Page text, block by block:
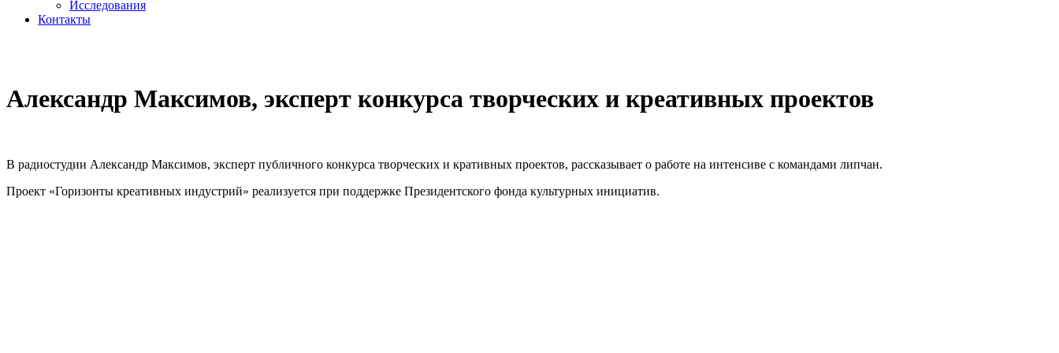
Исследования
Контакты
Александр Максимов, эксперт конкурса творческих и креативных проектов
В радиостудии Александр Максимов, эксперт публичного конкурса творческих и кративных проектов, рассказывает о работе на интенсиве с командами липчан.
Проект «Горизонты креативных индустрий» реализуется при поддержке Президентского фонда культурных инициатив.